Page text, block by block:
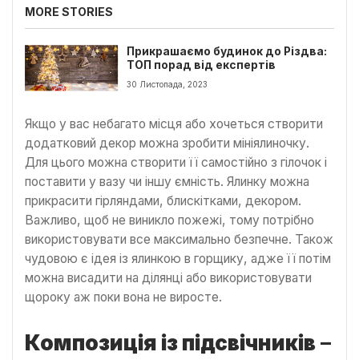
MORE STORIES
Прикрашаємо будинок до Різдва:
ТОП порад від експертів
30 Листопада, 2023
Якщо у вас небагато місця або хочеться створити
додатковий декор можна зробити мініялиночку.
Для цього можна створити її самостійно з гілочок і
поставити у вазу чи іншу ємність. Ялинку можна
прикрасити гірляндами, блискітками, декором.
Важливо, щоб не виникло пожежі, тому потрібно
використовувати все максимально безпечне. Також
чудовою є ідея із ялинкою в горщику, адже її потім
можна висадити на ділянці або використовувати
щороку аж поки вона не виросте.
Композиція із підсвічників–